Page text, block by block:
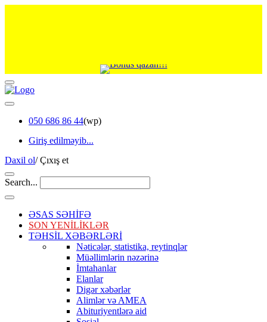
050 686 86 44(wp)
Giriş edilməyib...
Daxil ol/Çıxış et
Search...
ƏSAS SƏHİFƏ
SON YENİLİKLƏR
TƏHSİL XƏBƏRLƏRİ
Nəticələr, statistika, reytinqlər
Müəllimlərin nəzərinə
İmtahanlar
Elanlar
Digər xəbərlər
Alimlər və AMEA
Abituriyentlərə aid